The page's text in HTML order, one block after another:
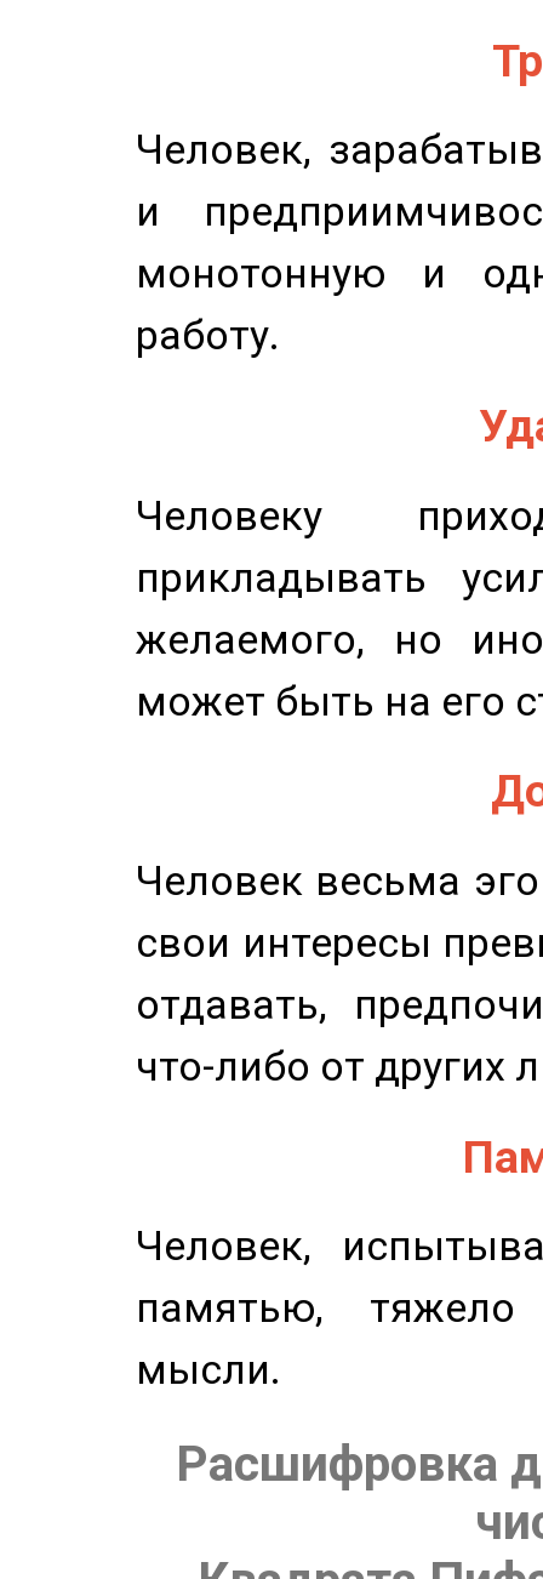
Человек,
и
монотонную и
работу.
Человеку
прикладывать
желаемого, но
может быть на его
Человек весьма
свои интересы
отдавать,
что-либо от других
Человек,
памятью,
мысли.
Расшифровка